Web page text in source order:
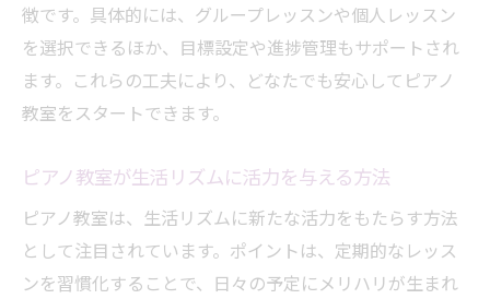
徴です。具体的には、グループレッスンや個人レッスン
を選択できるほか、目標設定や進捗管理もサポートされ
ます。これらの工夫により、どなたでも安心してピアノ
教室をスタートできます。
ピアノ教室が生活リズムに活力を与える方法
ピアノ教室は、生活リズムに新たな活力をもたらす方法
として注目されています。ポイントは、定期的なレッス
ンを習慣化することで、日々の予定にメリハリが生まれ